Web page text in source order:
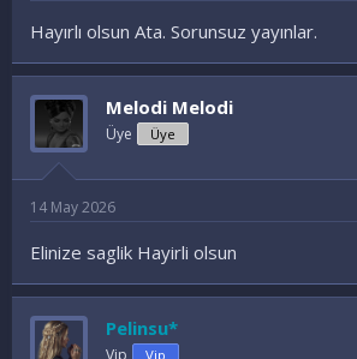
Hayırlı olsun Ata. Sorunsuz yayınlar.
Melodi Melodi
Üye Üye
14 May 2026
Elinize saglik Hayirli olsun
Pelinsu*
Vip